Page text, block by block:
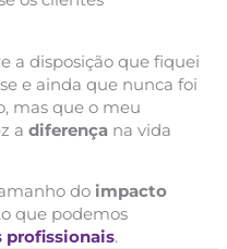
a disposição que fiquei
e ainda que nunca foi
mas que o meu
a diferençana vida
do impacto
que podemos
profissionais.